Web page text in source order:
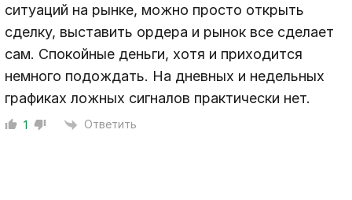
ситуаций на рынке, можно просто открыть
сделку, выставить ордера и рынок все сделает
сам. Спокойные деньги, хотя и приходится
немного подождать. На дневных и недельных
графиках ложных сигналов практически нет.
1 Ответить